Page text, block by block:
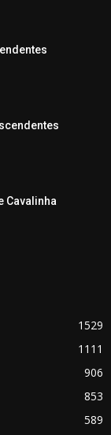
Cavalinha
1529
1111
906
853
589